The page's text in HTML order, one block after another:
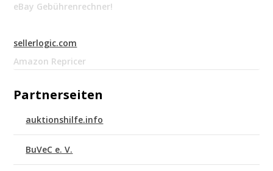
eBay Gebührenrechner!
sellerlogic.com
Amazon Repricer
Partnerseiten
auktionshilfe.info
BuVeC e. V.